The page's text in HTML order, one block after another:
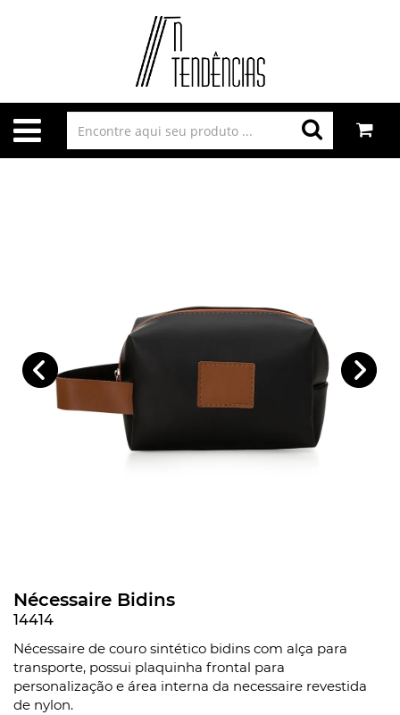
Nécessaire Bidins
14414
Nécessaire de couro sintético bidins com alça para
transporte, possui plaquinha frontal para
personalização e área interna da necessaire revestida
de nylon.